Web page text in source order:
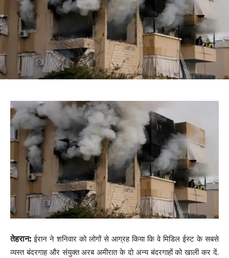
तेहरान: ईरान ने शनिवार को लोगों से आग्रह किया कि वे मिडिल ईस्ट के सबसे
व्यस्त बंदरगाह और संयुक्त अरब अमीरात के दो अन्य बंदरगाहों को खाली कर दें.